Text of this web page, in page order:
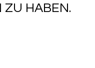
ZU HABEN.